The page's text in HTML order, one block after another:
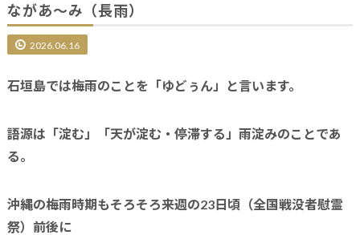
ながあ～み（長雨）
2026.06.16
石垣島では梅雨のことを「ゆどぅん」と言います。
語源は「淀む」「天が淀む・停滞する」雨淀みのことであ
る。
沖縄の梅雨時期もそろそろ来週の23日頃（全国戦没者慰霊
祭）前後に